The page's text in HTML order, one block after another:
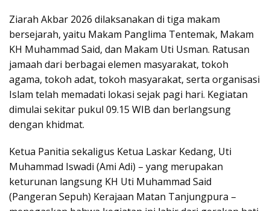
Ziarah Akbar 2026 dilaksanakan di tiga makam
bersejarah, yaitu Makam Panglima Tentemak, Makam
KH Muhammad Said, dan Makam Uti Usman. Ratusan
jamaah dari berbagai elemen masyarakat, tokoh
agama, tokoh adat, tokoh masyarakat, serta organisasi
Islam telah memadati lokasi sejak pagi hari. Kegiatan
dimulai sekitar pukul 09.15 WIB dan berlangsung
dengan khidmat.
Ketua Panitia sekaligus Ketua Laskar Kedang, Uti
Muhammad Iswadi (Ami Adi) – yang merupakan
keturunan langsung KH Uti Muhammad Said
(Pangeran Sepuh) Kerajaan Matan Tanjungpura –